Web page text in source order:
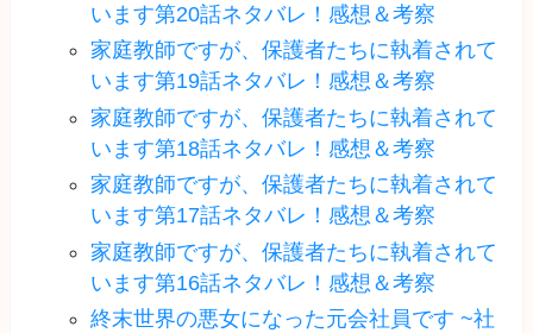
います第20話ネタバレ！感想＆考察
家庭教師ですが、保護者たちに執着されて
います第19話ネタバレ！感想＆考察
家庭教師ですが、保護者たちに執着されて
います第18話ネタバレ！感想＆考察
家庭教師ですが、保護者たちに執着されて
います第17話ネタバレ！感想＆考察
家庭教師ですが、保護者たちに執着されて
います第16話ネタバレ！感想＆考察
終末世界の悪女になった元会社員です ~社